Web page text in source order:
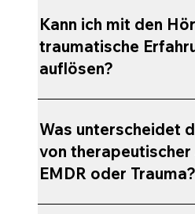
Kann ich mit den
traumatische
auflösen?
Was unterscheidet
von
EMDR oder Trauma?